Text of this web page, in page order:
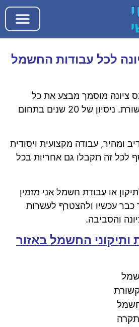
לכל עבודות החשמל
ציונה מוסמך מבצע את כל
עבודות החשמל והתקשורת. ניסיון של 20 שנים בתחום
ומהיר, עבודה מקצועית ויסודית
לכל זה תקבלו גם אחריות בכל
או עבודת חשמל אני מזמין
כבר עכשיו ולהצטרף לעשרות
והסביבה.
ותיקוני החשמל באזור